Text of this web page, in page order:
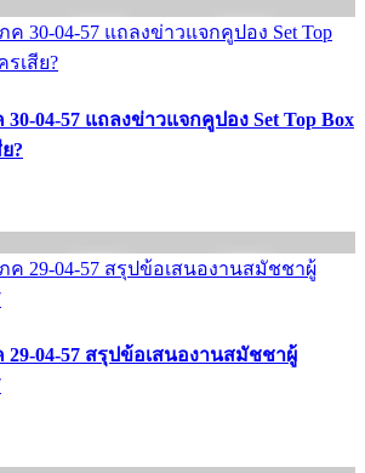
04-57 แถลงข่าวแจกคูปอง Set Top Box
?
29-04-57 สรุปข้อเสนองานสมัชชาผู้